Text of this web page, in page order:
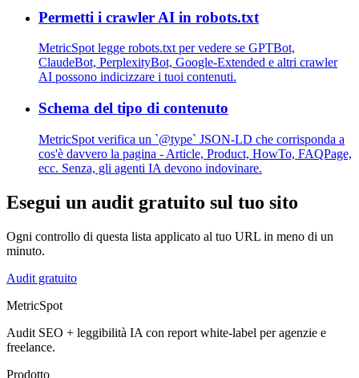
Permetti i crawler AI in robots.txt
MetricSpot legge robots.txt per vedere se GPTBot,
ClaudeBot, PerplexityBot, Google-Extended e altri crawler
AI possono indicizzare i tuoi contenuti.
Schema del tipo di contenuto
MetricSpot verifica un `@type` JSON-LD che corrisponda a
cos'è davvero la pagina - Article, Product, HowTo, FAQPage,
ecc. Senza, gli agenti IA devono indovinare.
Esegui un audit gratuito sul tuo sito
Ogni controllo di questa lista applicato al tuo URL in meno di un
minuto.
Audit gratuito
MetricSpot
Audit SEO + leggibilità IA con report white-label per agenzie e
freelance.
Prodotto